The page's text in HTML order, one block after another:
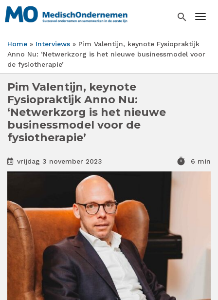
Overslaan
en
inhoud
gaan
search
Kruimelpad
Home Interviews
Pim Valentijn, keynote Fysiopraktijk
Anno Nu: ‘Netwerkzorg is het nieuwe businessmodel voor
de fysiotherapie’
Pim Valentijn, keynote
Fysiopraktijk Anno Nu:
‘Netwerkzorg is het nieuwe
businessmodel voor de
fysiotherapie’
vrijdag 3 november 2023 timer 6 min